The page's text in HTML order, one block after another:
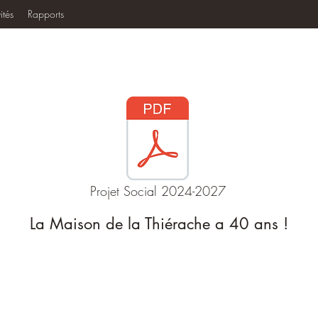
Rapports
Projet Social 2024-2027
La Maison de la Thiérache a 40 ans !